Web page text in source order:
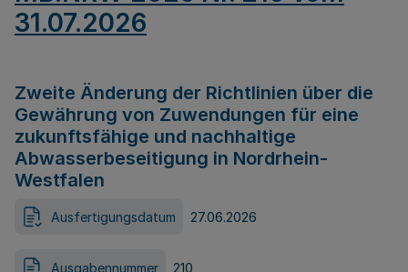
31.07.2026
Zweite Änderung der Richtlinien über die
Gewährung von Zuwendungen für eine
zukunftsfähige und nachhaltige
Abwasserbeseitigung in Nordrhein-
Westfalen
Ausfertigungsdatum 27.06.2026
Ausgabennummer 210